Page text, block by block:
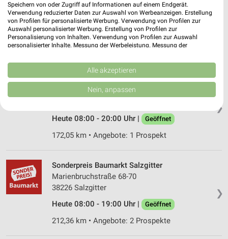
Konrad-Adenauer-Straße 98
38226 Salzgitter
Heute 08:00 - 20:00 Uhr | Geöffnet
211,86 km • Angebote: 1 Prospekt
❯
toom Baumarkt Schöningen
Hoiersdorfer Straße 8
Heute 08:00 - 20:00 Uhr |
Geöffnet
172,05 km • Angebote: 1 Prospekt
❯
Sonderpreis Baumarkt Salzgitter
Marienbruchstraße 68-70
38226 Salzgitter
Heute 08:00 - 19:00 Uhr |
Geöffnet
212,36 km • Angebote: 2 Prospekte
Speichern von oder Zugriff auf Informationen auf einem Endgerät.
Verwendung reduzierter Daten zur Auswahl von Werbeanzeigen. Erstellung
von Profilen für personalisierte Werbung. Verwendung von Profilen zur
Auswahl personalisierter Werbung. Erstellung von Profilen zur
Personalisierung von Inhalten. Verwendung von Profilen zur Auswahl
personalisierter Inhalte. Messung der Werbeleistung. Messung der
Kombinationen von Daten aus verschiedenen Quellen. Entwicklung und
Verbesserung der Angebote. Verwendung reduzierter Daten zur Auswahl
von Inhalten.
Daten können außerhalb der Europäischen Union weitergegeben und in die
Website/App.
Wir nutzen Ihre Daten für folgende Zwecke:
Speichern von oder Zugriff auf Informationen
auf einem Endgerät
Verwendung reduzierter Daten zur Auswahl von
Werbeanzeigen
Erstellung von Profilen für personalisierte
Alle akzeptieren
Nein, anpassen